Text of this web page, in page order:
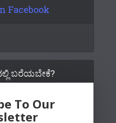
Facebook
ಬರೆಯಬೇಕೆ?
To Our